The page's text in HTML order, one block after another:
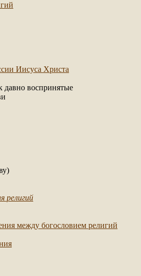
Иисуса Христа
давно воспринятые
религий
между богословием религий